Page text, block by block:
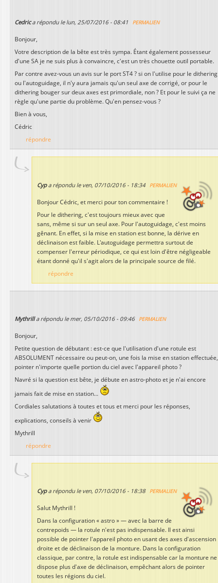
Cedrica répondu le lun, 25/07/2016 - 08:41 PERMALIEN
Bonjour,
Votre description de la bête est très sympa. Étant également possesseur
d'une SA je ne suis plus à convaincre, c'est un très chouette outil portable.
Par contre avez-vous un avis sur le port ST4 ? si on l'utilise pour le dithering
ou l'autoguidage, il n'y aura jamais qu'un seul axe de corrigé, or pour le
dithering bouger sur deux axes est primordiale, non ? Et pour le suivi ça ne
règle qu'une partie du problème. Qu'en pensez-vous ?
Bien à vous,
Cédric
répondre
Cypa répondu le ven, 07/10/2016 - 18:34 PERMALIEN
Bonjour Cédric, et merci pour ton commentaire !
Pour le dithering, c'est toujours mieux avec que
sans, même si sur un seul axe. Pour l'autoguidage, c'est moins
gênant. En effet, si la mise en station est bonne, la dérive en
déclinaison est faible. L'autoguidage permettra surtout de
compenser l'erreur périodique, ce qui est loin d'être négligeable
étant donné qu'il s'agit alors de la principale source de filé.
répondre
Mythrilla répondu le mer, 05/10/2016 - 09:46 PERMALIEN
Bonjour,
Petite question de débutant : est-ce que l'utilisation d'une rotule est
ABSOLUMENT nécessaire ou peut-on, une fois la mise en station effectuée,
pointer n'importe quelle portion du ciel avec l'appareil photo ?
Navré si la question est bête, je débute en astro-photo et je n'ai encore
jamais fait de mise en station...
Cordiales salutations à toutes et tous et merci pour les réponses,
explications, conseils à venir
Mythrill
répondre
Cypa répondu le ven, 07/10/2016 - 18:38 PERMALIEN
Salut Mythrill !
Dans la configuration « astro » — avec la barre de
contrepoids — la rotule n'est pas indispensable. Il est ainsi
possible de pointer l'appareil photo en usant des axes d'ascension
droite et de déclinaison de la monture. Dans la configuration
classique, par contre, la rotule est indispensable car la monture ne
dispose plus d'axe de déclinaison, empêchant alors de pointer
toutes les régions du ciel.